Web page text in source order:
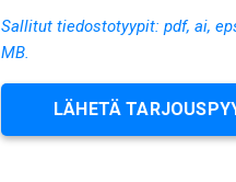
Sallitut tiedostotyypit: pdf, ai,
MB.
LÄHETÄ